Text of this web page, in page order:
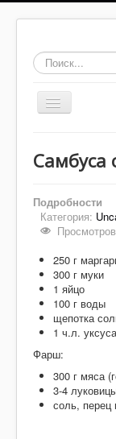
Искать...
Включить/
выключить
Выпечка
Супы
Соусы,
Салаты
Домашнее
Закуски,
Десерты
Напитки
Творог
Самбуса
Подробности
Категория:
250 г
300 г муки
1 яйцо
100 г воды
щепотка
1 ч.л. уксуса
Фарш:
300 г мяса
3-4
соль, перец